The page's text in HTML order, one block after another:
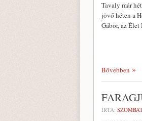
Tavaly már
jövő héten a
Gábor, az
Bővebben
ÍRTA: